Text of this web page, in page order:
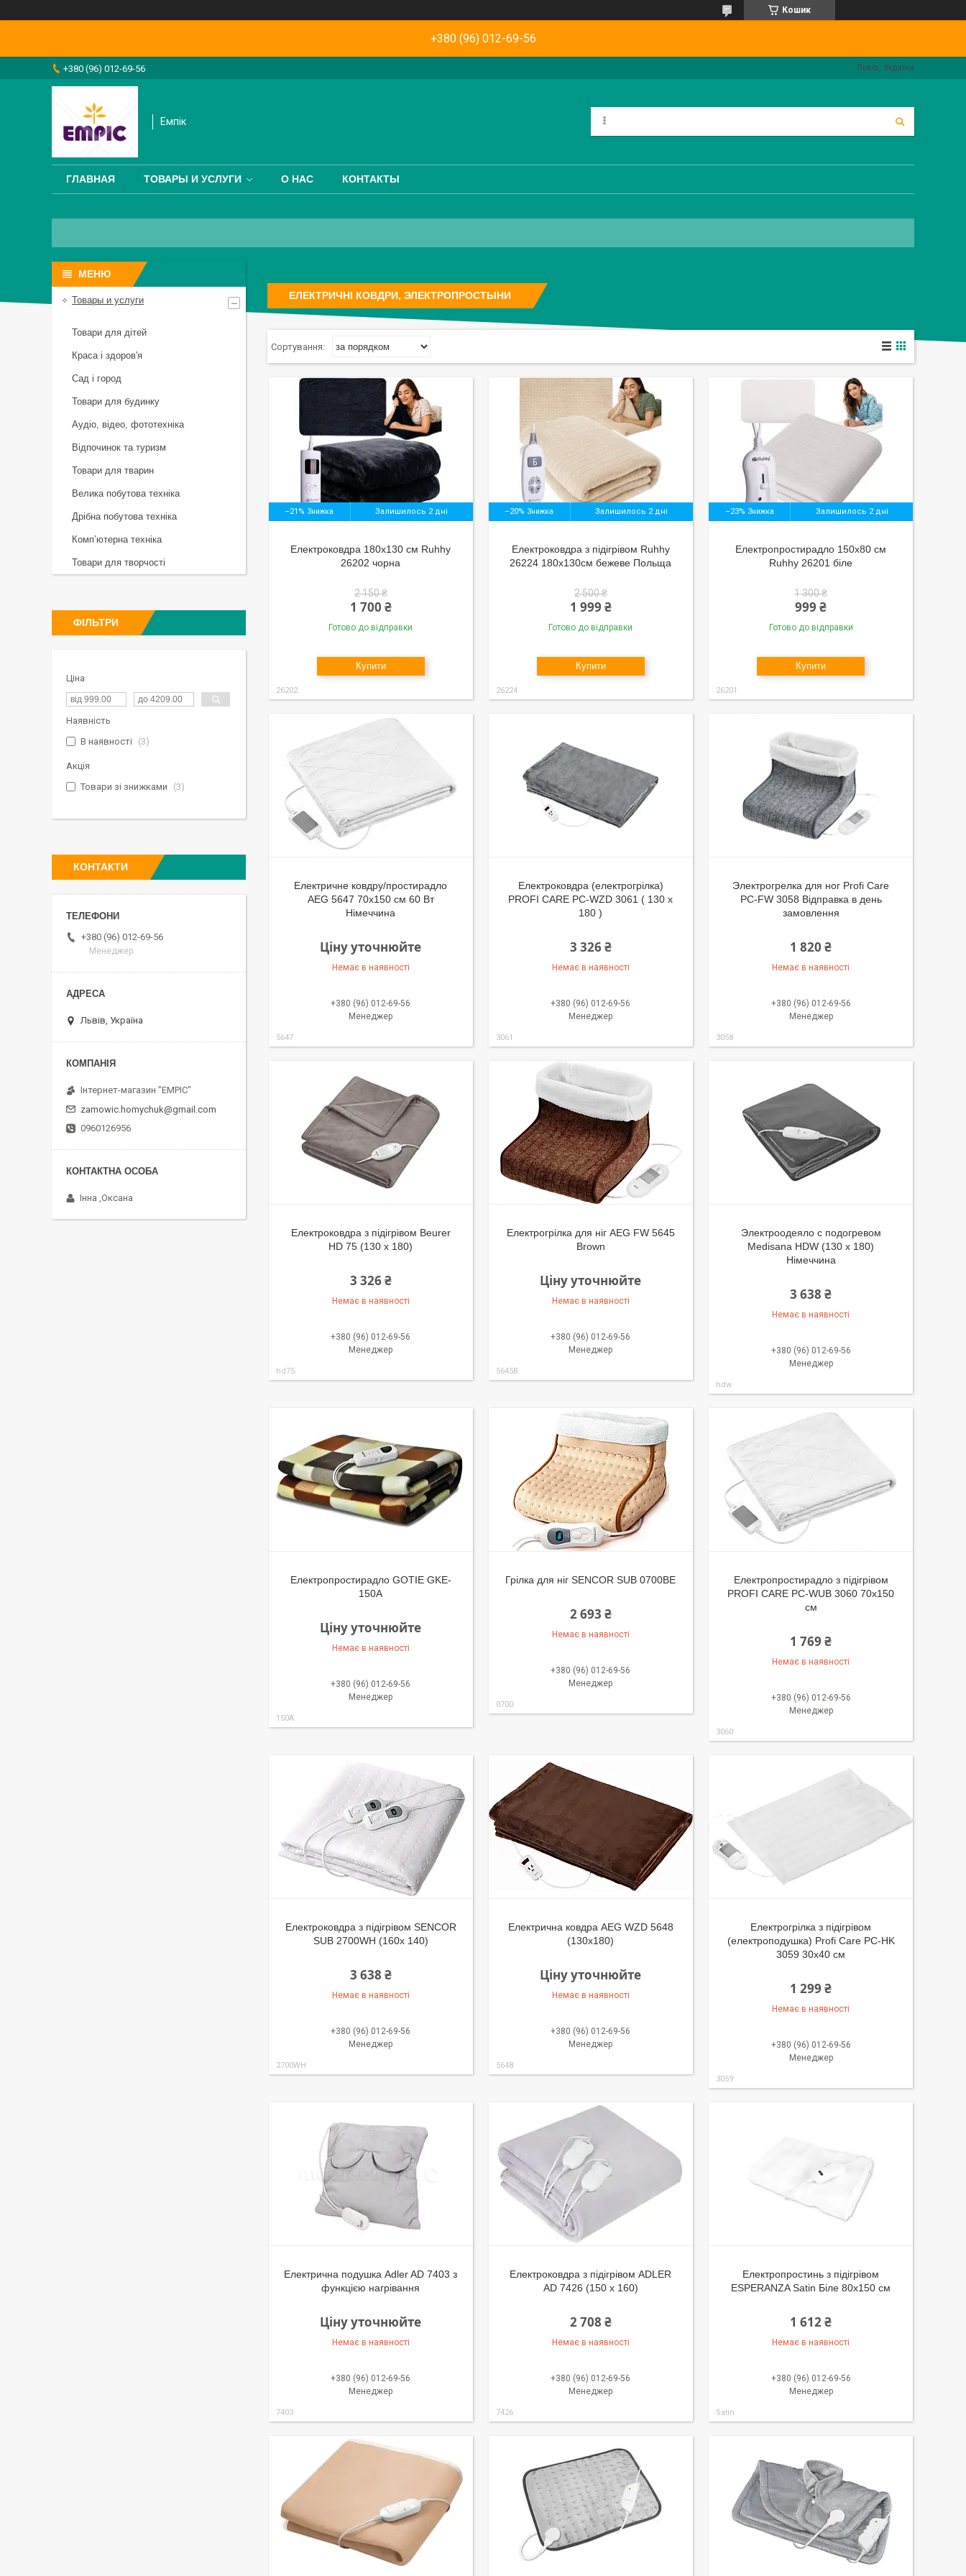
Кошик
+380 (96) 012-69-56
+380 (96) 012-69-56 Львів, Україна
Емпік
ГЛАВНАЯ ТОВАРЫ И УСЛУГИ О НАС КОНТАКТЫ
ЕЛЕКТРИЧНІ КОВДРИ, ЭЛЕКТРОПРОСТЫНИ
–21% Залишилось 2 дні
Електроковдра 180x130 см Ruhhy
26202 чорна
2 150 ₴
1 700 ₴
Готово до відправки
Купити
26202
–20% Залишилось 2 дні
Електроковдра з підігрівом Ruhhy
26224 180х130см бежеве Польща
2 500 ₴
1 999 ₴
Готово до відправки
Купити
26224
–23% Залишилось 2 дні
Електропростирадло 150x80 см
Ruhhy 26201 біле
1 300 ₴
999 ₴
Готово до відправки
Купити
26201
Електричне ковдру/простирадло
AEG 5647 70х150 см 60 Вт
Німеччина
Ціну уточнюйте
Немає в наявності
+380 (96) 012-69-56
Менеджер
5647
Електроковдра (електрогрілка)
PROFI CARE PC-WZD 3061 ( 130 x
180 )
3 326 ₴
Немає в наявності
+380 (96) 012-69-56
Менеджер
3061
Электрогрелка для ног Profi Care
PC-FW 3058 Відправка в день
замовлення
1 820 ₴
Немає в наявності
+380 (96) 012-69-56
Менеджер
3058
Електроковдра з підігрівом Beurer
HD 75 (130 х 180)
3 326 ₴
Немає в наявності
+380 (96) 012-69-56
Менеджер
hd75
Електрогрілка для ніг AEG FW 5645
Brown
Ціну уточнюйте
Немає в наявності
+380 (96) 012-69-56
Менеджер
5645B
Электроодеяло с подогревом
Medisana HDW (130 х 180)
Німеччина
3 638 ₴
Немає в наявності
+380 (96) 012-69-56
Менеджер
hdw
Електропростирадло GOTIE GKE-
150A
Ціну уточнюйте
Немає в наявності
+380 (96) 012-69-56
Менеджер
150A
Грілка для ніг SENCOR SUB 0700BE
2 693 ₴
Немає в наявності
+380 (96) 012-69-56
Менеджер
0700
Електропростирадло з підігрівом
PROFI CARE PC-WUB 3060 70х150
см
1 769 ₴
Немає в наявності
+380 (96) 012-69-56
Менеджер
3060
Електроковдра з підігрівом SENCOR
SUB 2700WH (160х 140)
3 638 ₴
Немає в наявності
+380 (96) 012-69-56
Менеджер
2700WH
Електрична ковдра AEG WZD 5648
(130x180)
Ціну уточнюйте
Немає в наявності
+380 (96) 012-69-56
Менеджер
5648
Електрогрілка з підігрівом
(електроподушка) Profi Care PC-HK
3059 30x40 см
1 299 ₴
Немає в наявності
+380 (96) 012-69-56
Менеджер
3059
Електрична подушка Adler AD 7403 з
функцією нагрівання
Ціну уточнюйте
Немає в наявності
+380 (96) 012-69-56
Менеджер
7403
Електроковдра з підігрівом ADLER
AD 7426 (150 х 160)
2 708 ₴
Немає в наявності
+380 (96) 012-69-56
Менеджер
7426
Електропростинь з підігрівом
ESPERANZA Satin Біле 80х150 см
1 612 ₴
Немає в наявності
+380 (96) 012-69-56
Менеджер
Satin
Товары и услуги
Товари для дітей
Краса і здоров'я
Сад і город
Товари для будинку
Аудіо, відео, фототехніка
Відпочинок та туризм
Товари для тварин
Велика побутова техніка
Дрібна побутова техніка
Комп’ютерна техніка
Товари для творчості
ФІЛЬТРИ
Ціна
Наявність
В наявності
3
Акція
Товари зі знижками
3
КОНТАКТИ
+380 (96) 012-69-56
Менеджер
Львів, Україна
Інтернет-магазин "EMPIC"
zamowic.homychuk@gmail.com
0960126956
Інна ,Оксана